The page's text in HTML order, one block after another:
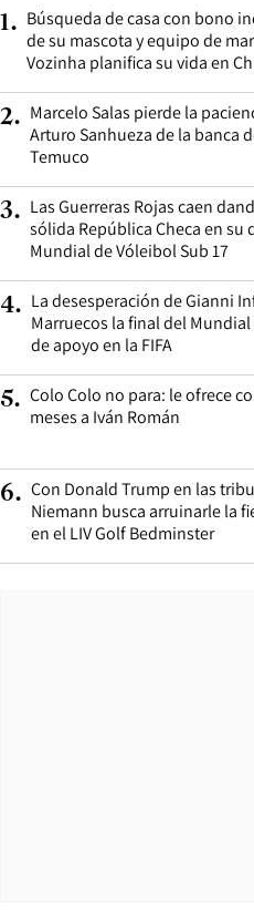
1. Búsqueda de casa con bono
de su mascota y equipo de
Vozinha planifica su vida en
2. Marcelo Salas pierde la
Arturo Sanhueza de la banca
Temuco
3. Las Guerreras Rojas caen
sólida República Checa en su
Mundial de Vóleibol Sub 17
4. La desesperación de Gianni
Marruecos la final del
de apoyo en la FIFA
5. Colo Colo no para: le ofrece
meses a Iván Román
6. Con Donald Trump en las
Niemann busca arruinarle la
en el LIV Golf Bedminster